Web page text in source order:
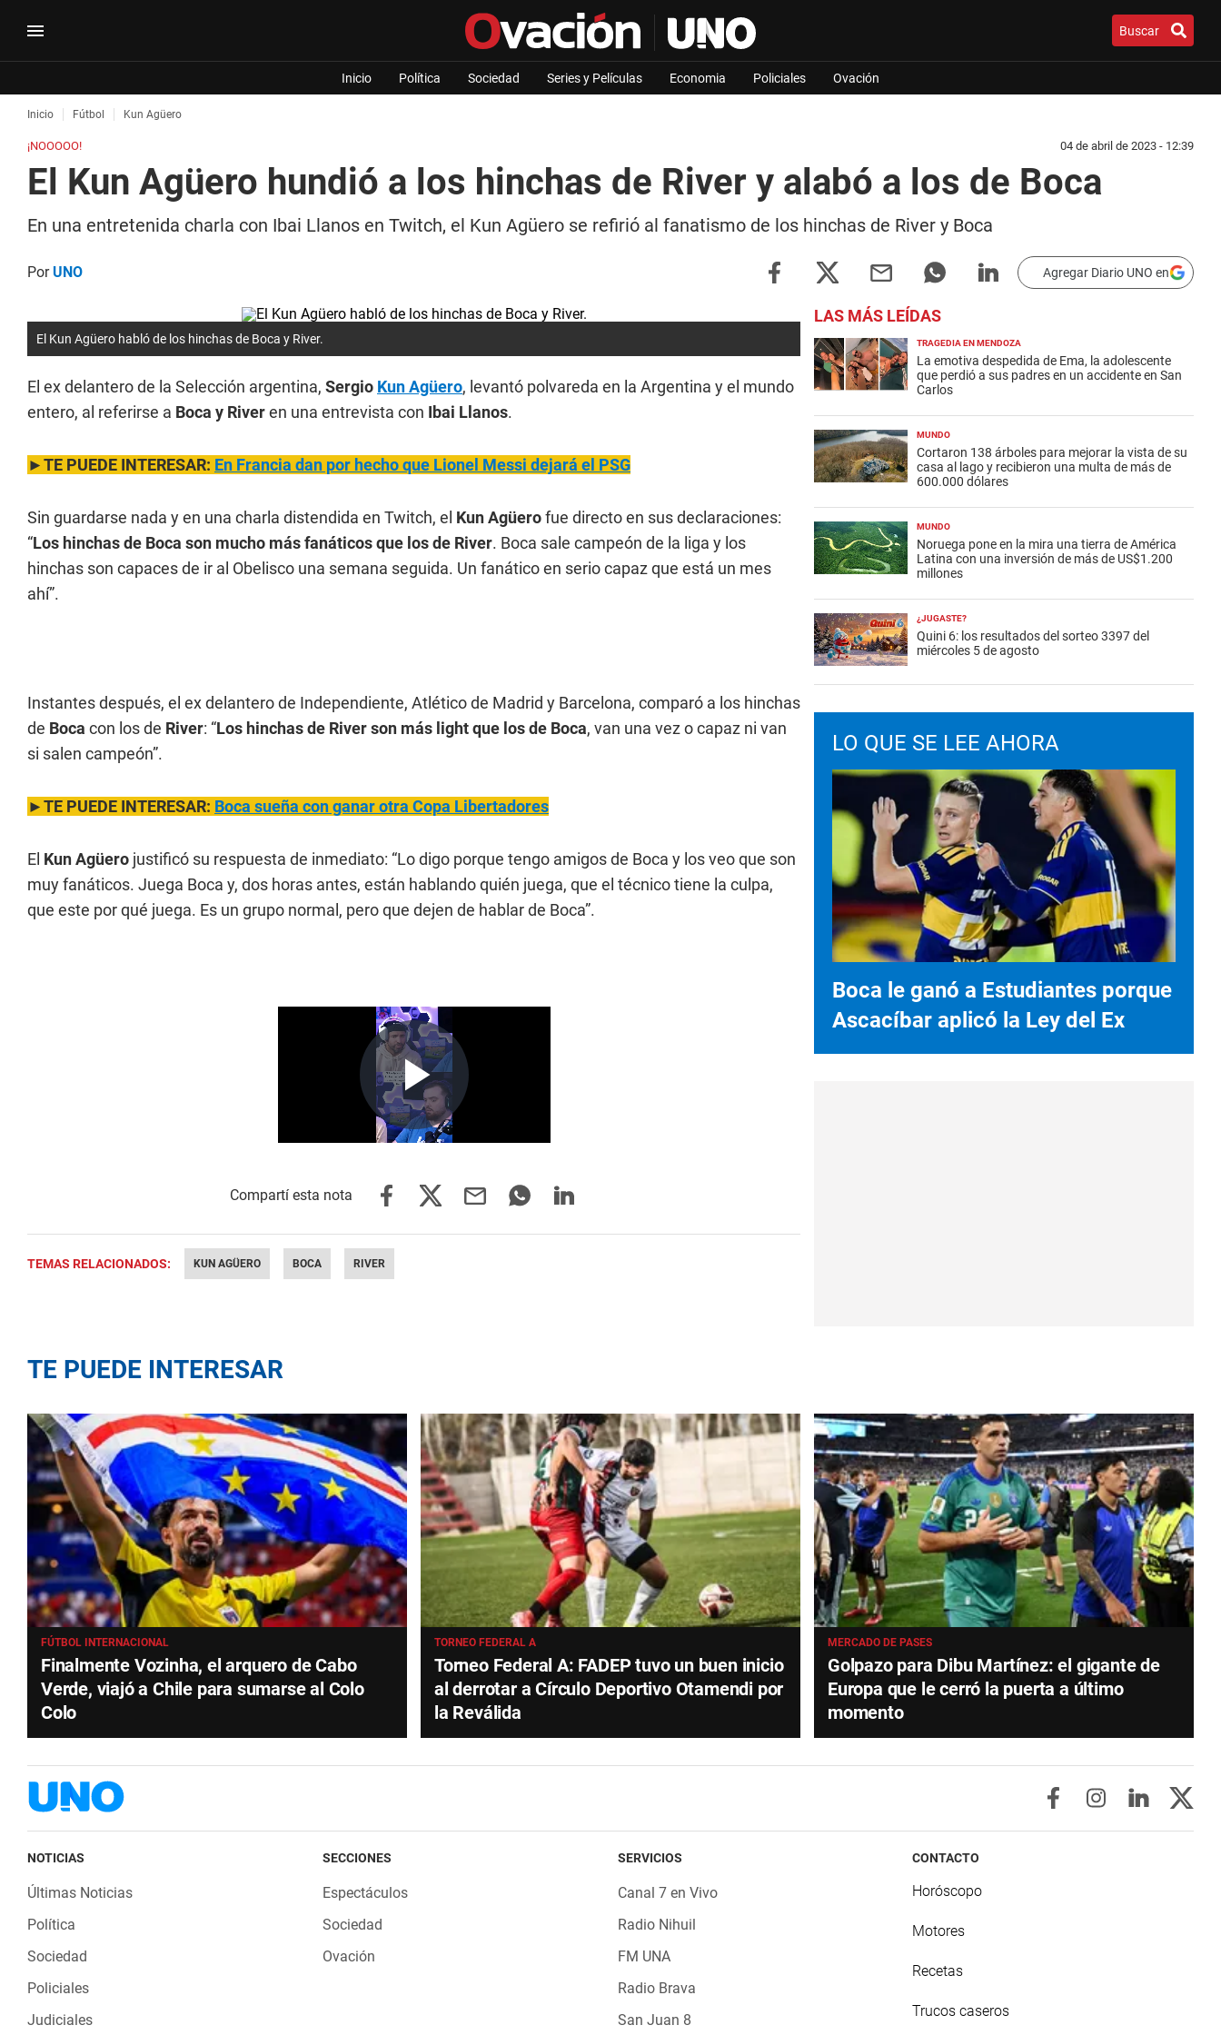
Buscar
Inicio Política Sociedad Series y Películas Economia Policiales Ovación
Inicio Fútbol Kun Agüero
¡NOOOOO! 04 de abril de 2023 - 12:39
El Kun Agüero hundió a los hinchas de River y alabó a los de Boca
En una entretenida charla con Ibai Llanos en Twitch, el Kun Agüero se refirió al fanatismo de los hinchas de River y Boca
PorUNO Agregar Diario UNO en
El Kun Agüero habló de los hinchas de Boca y River.
El ex delantero de la Selección argentina, Sergio Kun Agüero, levantó polvareda en la Argentina y el mundo
entero, al referirse a Boca y Riveren una entrevista con Ibai Llanos.
►TE PUEDE INTERESAR: En Francia dan por hecho que Lionel Messi dejará el PSG
Sin guardarse nada y en una charla distendida en Twitch, el Kun Agüerofue directo en sus declaraciones:
“Los hinchas de Boca son mucho más fanáticos que los de River. Boca sale campeón de la liga y los
hinchas son capaces de ir al Obelisco una semana seguida. Un fanático en serio capaz que está un mes
ahí”.
Instantes después, el ex delantero de Independiente, Atlético de Madrid y Barcelona, comparó a los hinchas
de Boca con los de River: “Los hinchas de River son más light que los de Boca, van una vez o capaz ni van
si salen campeón”.
►TE PUEDE INTERESAR: Boca sueña con ganar otra Copa Libertadores
El Kun Agüero justificó su respuesta de inmediato: “Lo digo porque tengo amigos de Boca y los veo que son
muy fanáticos. Juega Boca y, dos horas antes, están hablando quién juega, que el técnico tiene la culpa,
que este por qué juega. Es un grupo normal, pero que dejen de hablar de Boca”.
TEMAS RELACIONADOS: KUN AGÜERO BOCA RIVER
LAS MÁS LEÍDAS
TRAGEDIA EN MENDOZA
La emotiva despedida de Ema, la adolescente
que perdió a sus padres en un accidente en San
Carlos
MUNDO
Cortaron 138 árboles para mejorar la vista de su
casa al lago y recibieron una multa de más de
600.000 dólares
MUNDO
Noruega pone en la mira una tierra de América
Latina con una inversión de más de US$1.200
millones
¿JUGASTE?
Quini 6: los resultados del sorteo 3397 del
miércoles 5 de agosto
LO QUE SE LEE AHORA
Boca le ganó a Estudiantes porque
Ascacíbar aplicó la Ley del Ex
TE PUEDE INTERESAR
FÚTBOL INTERNACIONAL
Finalmente Vozinha, el arquero de Cabo
Verde, viajó a Chile para sumarse al Colo
Colo
TORNEO FEDERAL A
Torneo Federal A: FADEP tuvo un buen inicio
al derrotar a Círculo Deportivo Otamendi por
la Reválida
MERCADO DE PASES
Golpazo para Dibu Martínez: el gigante de
Europa que le cerró la puerta a último
momento
NOTICIAS
Últimas Noticias
Política
Sociedad
Policiales
Judiciales
SECCIONES
Espectáculos
Sociedad
Ovación
SERVICIOS
Canal 7 en Vivo
Radio Nihuil
FM UNA
Radio Brava
San Juan 8
CONTACTO
Horóscopo
Motores
Recetas
Trucos caseros